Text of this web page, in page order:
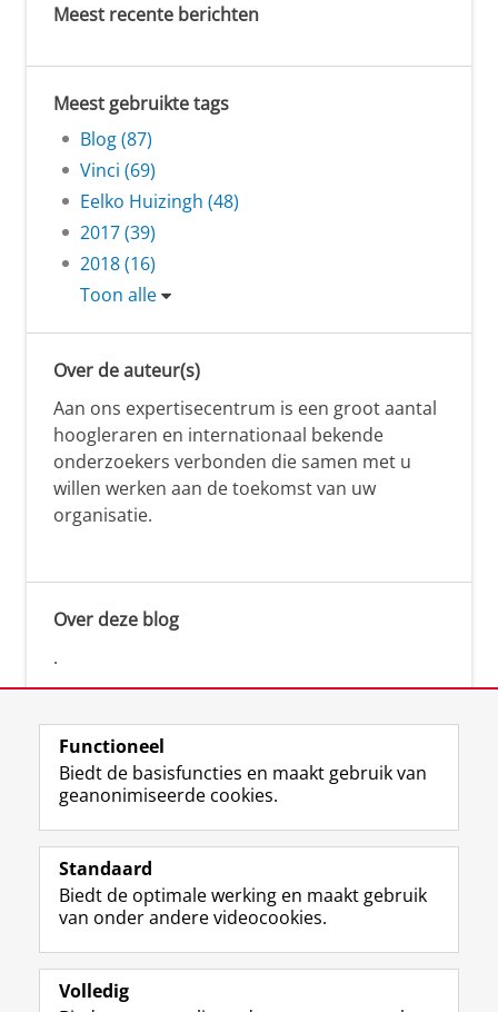
Meest recente berichten
Meest gebruikte tags
Blog (87)
Vinci (69)
Eelko Huizingh (48)
2017 (39)
2018 (16)
Toon alle
Over de auteur(s)
Aan ons expertisecentrum is een groot aantal
hoogleraren en internationaal bekende
onderzoekers verbonden die samen met u
willen werken aan de toekomst van uw
organisatie.
Over deze blog
.
Volg de RUG
F
a
e
b
o
L
i
k
e
I
R
S
-
f
e
I
n
t
r
Y
o
T
e
Studiekiezers
Alumni
Functioneel
Biedt de basisfuncties en maakt gebruik van
geanonimiseerde cookies.
Standaard
Biedt de optimale werking en maakt gebruik
van onder andere videocookies.
Volledig